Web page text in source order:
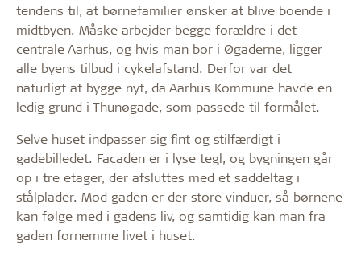
tendens til, at børnefamilier ønsker at blive boende i
midtbyen. Måske arbejder begge forældre i det
centrale Aarhus, og hvis man bor i Øgaderne, ligger
alle byens tilbud i cykelafstand. Derfor var det
naturligt at bygge nyt, da Aarhus Kommune havde en
ledig grund i Thunøgade, som passede til formålet.
Selve huset indpasser sig fint og stilfærdigt i
gadebilledet. Facaden er i lyse tegl, og bygningen går
op i tre etager, der afsluttes med et saddeltag i
stålplader. Mod gaden er der store vinduer, så børnene
kan følge med i gadens liv, og samtidig kan man fra
gaden fornemme livet i huset.